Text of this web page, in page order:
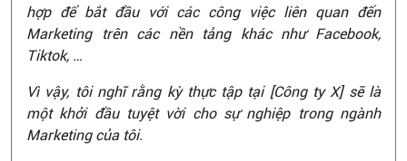
hợp để bắt đầu với các công việc liên quan đến
Marketing trên các nền tảng khác như Facebook,
Tiktok, …
Vì vậy, tôi nghĩ rằng kỳ thực tập tại [Công ty X] sẽ là
một khởi đầu tuyệt vời cho sự nghiệp trong ngành
Marketing của tôi.